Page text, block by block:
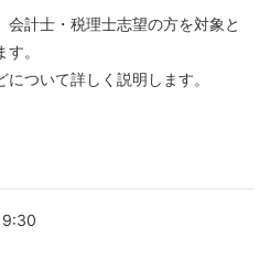
計士・税理士志望の方を対象と
。
ついて詳しく説明します。